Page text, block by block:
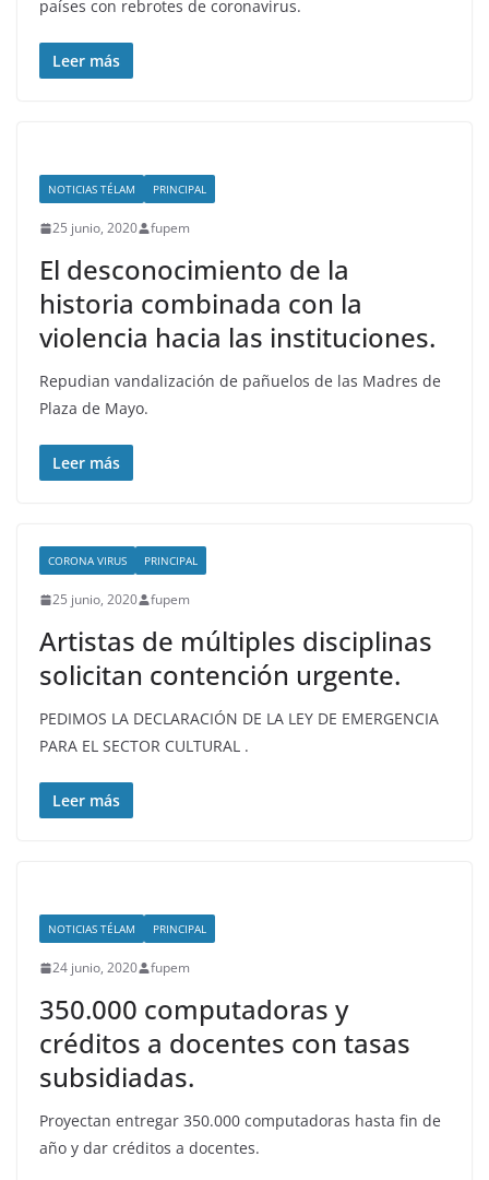
países con rebrotes de coronavirus.
Leer más
NOTICIAS TÉLAM PRINCIPAL
25 junio, 2020 fupem
El desconocimiento de la
historia combinada con la
violencia hacia las instituciones.
Repudian vandalización de pañuelos de las Madres de
Plaza de Mayo.
Leer más
CORONA VIRUS PRINCIPAL
25 junio, 2020 fupem
Artistas de múltiples disciplinas
solicitan contención urgente.
PEDIMOS LA DECLARACIÓN DE LA LEY DE EMERGENCIA
PARA EL SECTOR CULTURAL .
Leer más
NOTICIAS TÉLAM PRINCIPAL
24 junio, 2020 fupem
350.000 computadoras y
créditos a docentes con tasas
subsidiadas.
Proyectan entregar 350.000 computadoras hasta fin de
año y dar créditos a docentes.